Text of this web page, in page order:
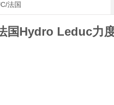
法国
国Hydro Leduc力